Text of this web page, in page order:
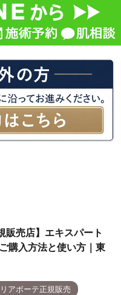
販売店】エキスパート
購入方法と使い方｜東
リアボーテ正規販売